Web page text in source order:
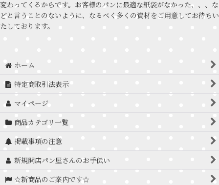
変わってくるからです。お客様のパンに最適な紙袋がなかった、、、な
どと言うことのないように、なるべく多くの資材をご用意してお待ちい
たしております。
ホーム
特定商取引法表示
マイページ
商品カテゴリ一覧
掲載事項の注意
新規開店パン屋さんのお手伝い
☆新商品のご案内です☆